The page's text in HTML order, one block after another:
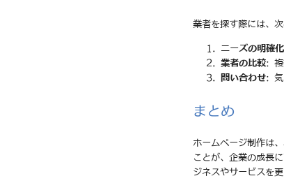
業者を探す際には、
ニーズの明確化
業者の比較: 複
問い合わせ: 気
まとめ
ホームページ制作は
ことが、企業の成長
ジネスやサービスを